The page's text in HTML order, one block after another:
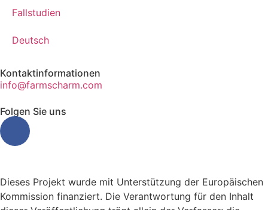
Fallstudien
Deutsch
Kontaktinformationen
info@farmscharm.com
Folgen Sie uns
Dieses Projekt wurde mit Unterstützung der Europäischen
Kommission finanziert. Die Verantwortung für den Inhalt